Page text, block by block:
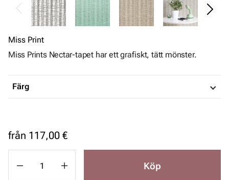
Miss Print
Miss Prints Nectar-tapet har ett grafiskt, tätt mönster.
Färg
från 117,00 €
Köp